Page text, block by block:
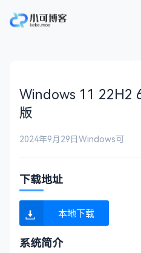
Windows 11 22H2
版
2024年9月29日Windows可
下载地址
本地下载
系统简介